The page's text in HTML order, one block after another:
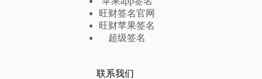
旺财签名官网
旺财苹果签名
超级签名
联系我们